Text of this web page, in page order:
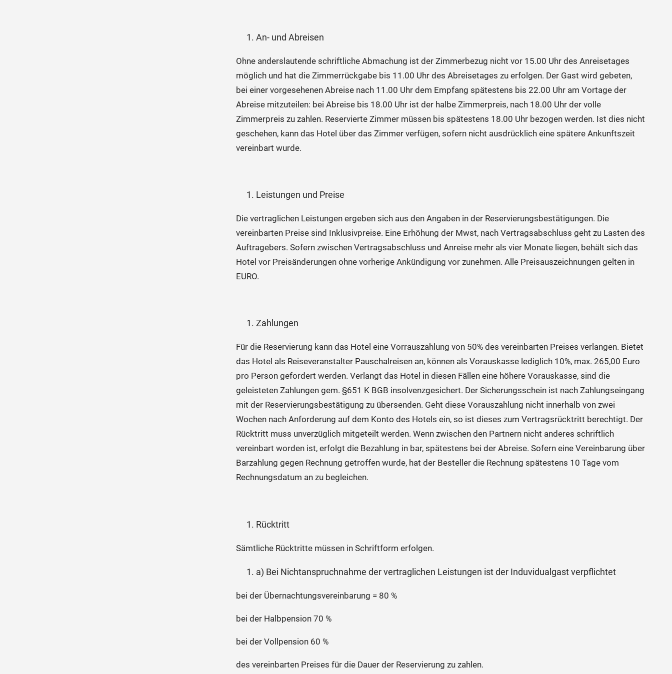
An- und Abreisen
Ohne anderslautende schriftliche Abmachung ist der Zimmerbezug nicht vor 15.00 Uhr des Anreisetages
möglich und hat die Zimmerrückgabe bis 11.00 Uhr des Abreisetages zu erfolgen. Der Gast wird gebeten,
bei einer vorgesehenen Abreise nach 11.00 Uhr dem Empfang spätestens bis 22.00 Uhr am Vortage der
Abreise mitzuteilen: bei Abreise bis 18.00 Uhr ist der halbe Zimmerpreis, nach 18.00 Uhr der volle
Zimmerpreis zu zahlen. Reservierte Zimmer müssen bis spätestens 18.00 Uhr bezogen werden. Ist dies nicht
geschehen, kann das Hotel über das Zimmer verfügen, sofern nicht ausdrücklich eine spätere Ankunftszeit
vereinbart wurde.
Leistungen und Preise
Die vertraglichen Leistungen ergeben sich aus den Angaben in der Reservierungsbestätigungen. Die
vereinbarten Preise sind Inklusivpreise. Eine Erhöhung der Mwst, nach Vertragsabschluss geht zu Lasten des
Auftragebers. Sofern zwischen Vertragsabschluss und Anreise mehr als vier Monate liegen, behält sich das
Hotel vor Preisänderungen ohne vorherige Ankündigung vor zunehmen. Alle Preisauszeichnungen gelten in
EURO.
Zahlungen
Für die Reservierung kann das Hotel eine Vorrauszahlung von 50% des vereinbarten Preises verlangen. Bietet
das Hotel als Reiseveranstalter Pauschalreisen an, können als Vorauskasse lediglich 10%, max. 265,00 Euro
pro Person gefordert werden. Verlangt das Hotel in diesen Fällen eine höhere Vorauskasse, sind die
geleisteten Zahlungen gem. §651 K BGB insolvenzgesichert. Der Sicherungsschein ist nach Zahlungseingang
mit der Reservierungsbestätigung zu übersenden. Geht diese Vorauszahlung nicht innerhalb von zwei
Wochen nach Anforderung auf dem Konto des Hotels ein, so ist dieses zum Vertragsrücktritt berechtigt. Der
Rücktritt muss unverzüglich mitgeteilt werden. Wenn zwischen den Partnern nicht anderes schriftlich
vereinbart worden ist, erfolgt die Bezahlung in bar, spätestens bei der Abreise. Sofern eine Vereinbarung über
Barzahlung gegen Rechnung getroffen wurde, hat der Besteller die Rechnung spätestens 10 Tage vom
Rechnungsdatum an zu begleichen.
Rücktritt
Sämtliche Rücktritte müssen in Schriftform erfolgen.
a) Bei Nichtanspruchnahme der vertraglichen Leistungen ist der Induvidualgast verpflichtet
bei der Übernachtungsvereinbarung = 80 %
bei der Halbpension 70 %
bei der Vollpension 60 %
des vereinbarten Preises für die Dauer der Reservierung zu zahlen.